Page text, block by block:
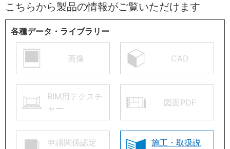
こちらから製品の情報がご覧いただけます
各種データ・ライブラリー
画像 CAD
BIM用テクスチ
ャー
図面PDF
申請関係認定
施工・取扱説